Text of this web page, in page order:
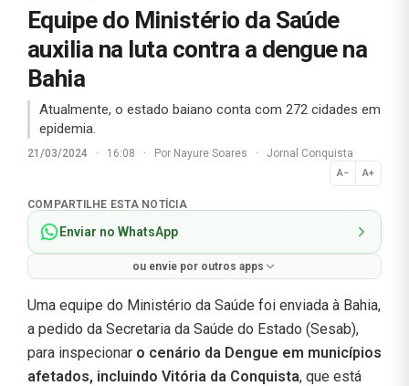
Equipe do Ministério da Saúde
auxilia na luta contra a dengue na
Bahia
Atualmente, o estado baiano conta com 272 cidades em
epidemia.
21/03/2024 · 16:08 · Por Nayure Soares · Jornal Conquista
A− A+
Normal
COMPARTILHE ESTA NOTÍCIA
Enviar no WhatsApp
ou envie por outros apps
Uma equipe do Ministério da Saúde foi enviada à Bahia,
a pedido da Secretaria da Saúde do Estado (Sesab),
para inspecionar o cenário da Dengue em municípios
afetados, incluindo Vitória da Conquista, que está